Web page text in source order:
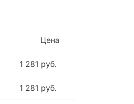
Цена
1 281 руб.
1 281 руб.